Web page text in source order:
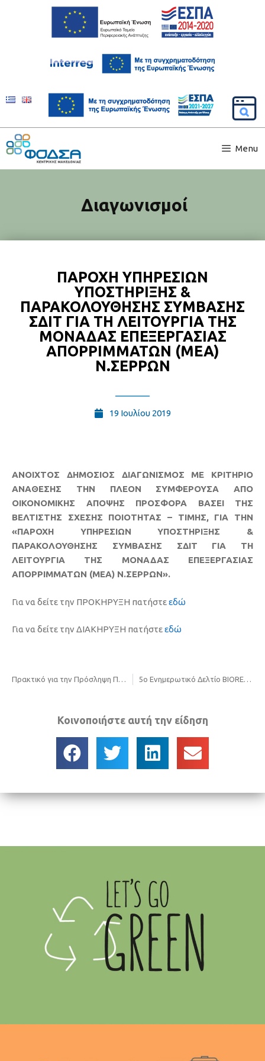
Menu
Διαγωνισμοί
ΠΑΡΟΧΗ ΥΠΗΡΕΣΙΩΝ
ΥΠΟΣΤΗΡΙΞΗΣ &
ΠΑΡΑΚΟΛΟΥΘΗΣΗΣ ΣΥΜΒΑΣΗΣ
ΣΔΙΤ ΓΙΑ ΤΗ ΛΕΙΤΟΥΡΓΙΑ ΤΗΣ
ΜΟΝΑΔΑΣ ΕΠΕΞΕΡΓΑΣΙΑΣ
ΑΠΟΡΡΙΜΜΑΤΩΝ (ΜΕΑ)
Ν.ΣΕΡΡΩΝ
19 Ιουλίου 2019
ΑΝΟΙΧΤΟΣ ΔΗΜΟΣΙΟΣ ΔΙΑΓΩΝΙΣΜΟΣ ΜΕ ΚΡΙΤΗΡΙΟ
ΑΝΑΘΕΣΗΣ ΤΗΝ ΠΛΕΟΝ ΣΥΜΦΕΡΟΥΣΑ ΑΠΟ
ΟΙΚΟΝΟΜΙΚΗΣ ΑΠΟΨΗΣ ΠΡΟΣΦΟΡΑ ΒΑΣΕΙ ΤΗΣ
ΒΕΛΤΙΣΤΗΣ ΣΧΕΣΗΣ ΠΟΙΟΤΗΤΑΣ – ΤΙΜΗΣ, ΓΙΑ ΤΗΝ
«ΠΑΡΟΧΗ ΥΠΗΡΕΣΙΩΝ ΥΠΟΣΤΗΡΙΞΗΣ &
ΠΑΡΑΚΟΛΟΥΘΗΣΗΣ ΣΥΜΒΑΣΗΣ ΣΔΙΤ ΓΙΑ ΤΗ
ΛΕΙΤΟΥΡΓΙΑ ΤΗΣ ΜΟΝΑΔΑΣ ΕΠΕΞΕΡΓΑΣΙΑΣ
ΑΠΟΡΡΙΜΜΑΤΩΝ (ΜΕΑ) Ν.ΣΕΡΡΩΝ».
Για να δείτε την ΠΡΟΚΗΡΥΞΗ πατήστεεδώ
Για να δείτε την ΔΙΑΚΗΡΥΞΗ πατήστεεδώ
5ο Ενημερωτικό Δελτίο BIOREGIO – Interreg Europe
Κοινοποιήστε αυτή την είδηση